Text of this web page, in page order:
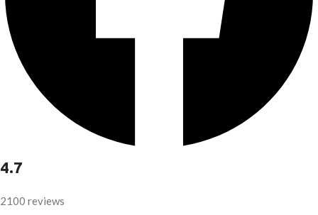
4.7
2100 reviews